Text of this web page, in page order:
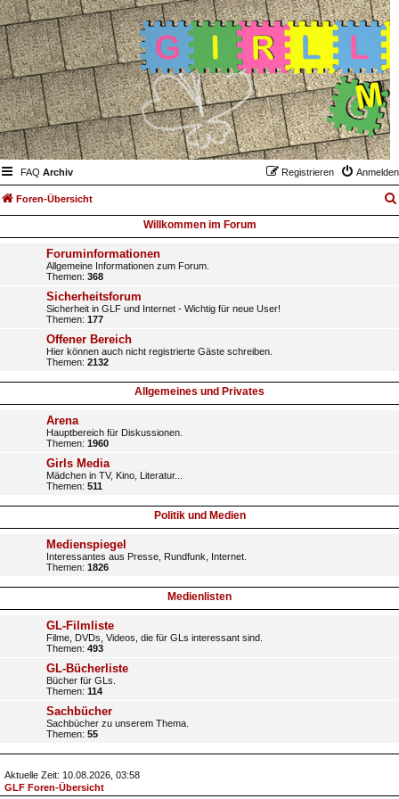
FAQ Archiv Anmelden
Registrieren
Foren-Übersicht
Willkommen im Forum
Foruminformationen
Allgemeine Informationen zum Forum.
Themen: 368
Sicherheitsforum
Sicherheit in GLF und Internet - Wichtig für neue User!
Themen: 177
Offener Bereich
Hier können auch nicht registrierte Gäste schreiben.
Themen: 2132
Allgemeines und Privates
Arena
Hauptbereich für Diskussionen.
Themen: 1960
Girls Media
Mädchen in TV, Kino, Literatur...
Themen: 511
Politik und Medien
Medienspiegel
Interessantes aus Presse, Rundfunk, Internet.
Themen: 1826
Medienlisten
GL-Filmliste
Filme, DVDs, Videos, die für GLs interessant sind.
Themen: 493
GL-Bücherliste
Bücher für GLs.
Themen: 114
Sachbücher
Sachbücher zu unserem Thema.
Themen: 55
Aktuelle Zeit: 10.08.2026, 03:58
GLF Foren-Übersicht